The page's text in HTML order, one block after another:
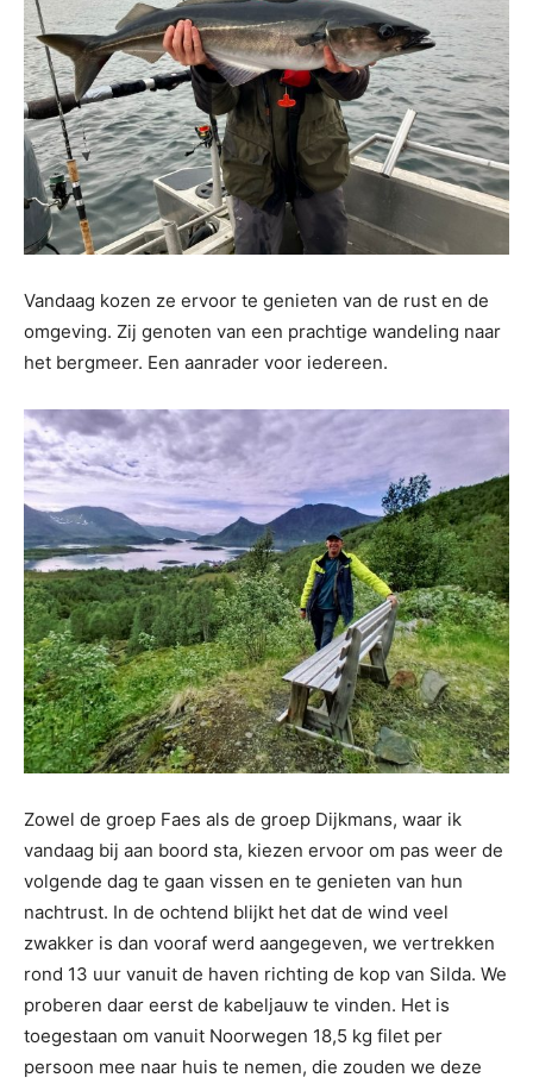
Vandaag kozen ze ervoor te genieten van de rust en de
omgeving. Zij genoten van een prachtige wandeling naar
het bergmeer. Een aanrader voor iedereen.
Zowel de groep Faes als de groep Dijkmans, waar ik
vandaag bij aan boord sta, kiezen ervoor om pas weer de
volgende dag te gaan vissen en te genieten van hun
nachtrust. In de ochtend blijkt het dat de wind veel
zwakker is dan vooraf werd aangegeven, we vertrekken
rond 13 uur vanuit de haven richting de kop van Silda. We
proberen daar eerst de kabeljauw te vinden. Het is
toegestaan om vanuit Noorwegen 18,5 kg filet per
persoon mee naar huis te nemen, die zouden we deze